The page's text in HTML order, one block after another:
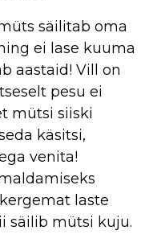
säilitab oma
ei lase kuuma
aastaid! Vill on
pesu ei
mütsi siiski
käsitsi,
venita!
laste
säilib mütsi kuju.